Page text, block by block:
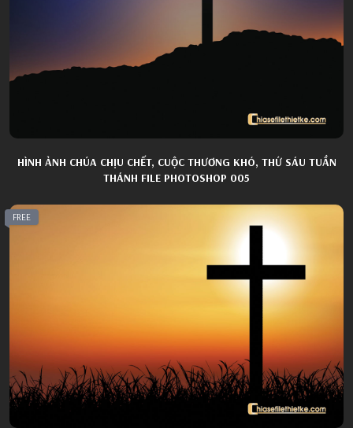
HÌNH ẢNH CHÚA CHỊU CHẾT, CUỘC THƯƠNG KHÓ, THỨ SÁU TUẦN
THÁNH FILE PHOTOSHOP 005
FREE